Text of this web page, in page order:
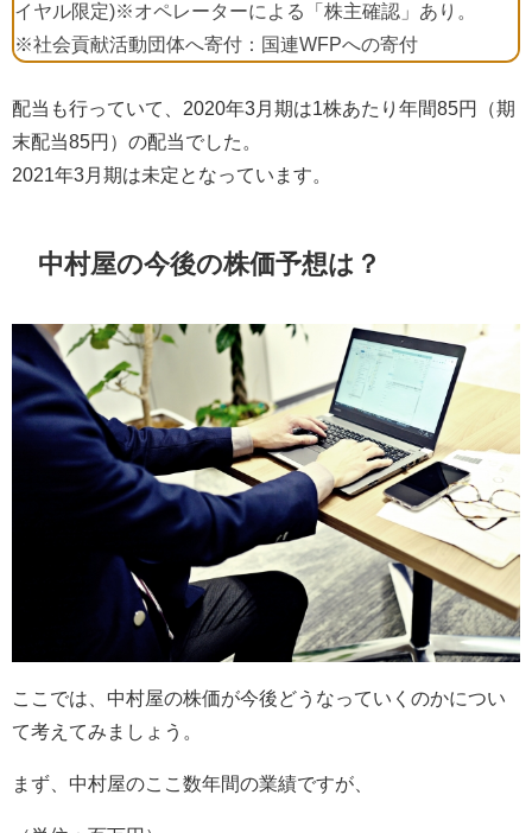
イヤル限定)※オペレーターによる「株主確認」あり。
※社会貢献活動団体へ寄付：国連WFPへの寄付
配当も行っていて、2020年3月期は1株あたり年間85円（期
末配当85円）の配当でした。
2021年3月期は未定となっています。
中村屋の今後の株価予想は？
ここでは、中村屋の株価が今後どうなっていくのかについ
て考えてみましょう。
まず、中村屋のここ数年間の業績ですが、